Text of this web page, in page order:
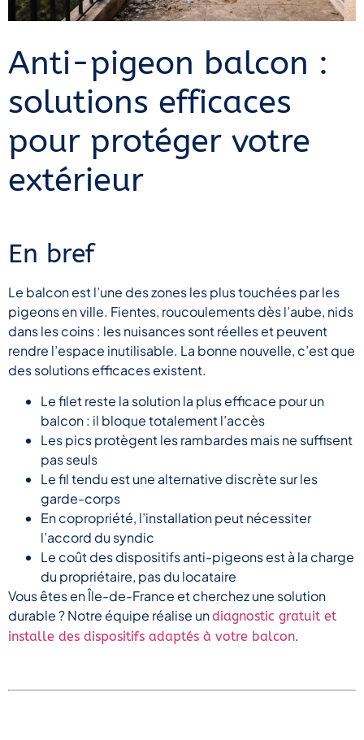
Anti-pigeon balcon :
solutions efficaces
pour protéger votre
extérieur
En bref
Le balcon est l’une des zones les plus touchées par les
pigeons en ville. Fientes, roucoulements dès l’aube, nids
dans les coins : les nuisances sont réelles et peuvent
rendre l’espace inutilisable. La bonne nouvelle, c’est que
des solutions efficaces existent.
Le filet reste la solution la plus efficace pour un
balcon : il bloque totalement l’accès
Les pics protègent les rambardes mais ne suffisent
pas seuls
Le fil tendu est une alternative discrète sur les
garde-corps
En copropriété, l’installation peut nécessiter
l’accord du syndic
Le coût des dispositifs anti-pigeons est à la charge
du propriétaire, pas du locataire
Vous êtes en Île-de-France et cherchez une solution
durable ? Notre équipe réalise undiagnostic gratuit et
installe des dispositifs adaptés à votre balcon.